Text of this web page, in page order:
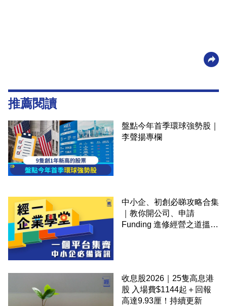
推薦閱讀
盤點今年首季環球強勢股｜
李聲揚專欄
中小企、初創必睇攻略合集
｜教你開公司、申請
Funding 進修經營之道搵大
收息股2026｜25隻高息港
股 入場費$1144起＋回報
高達9.93厘！持續更新